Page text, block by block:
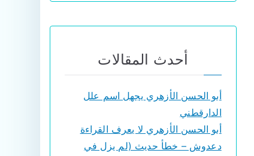
أحدث المقالات
أبو الحسن الأزهري يجهل اسم علل
الدارقطني
أبو الحسن الأزهري لا يعرف القراءة
دعدوش – خطأ حديث (لم يزل في